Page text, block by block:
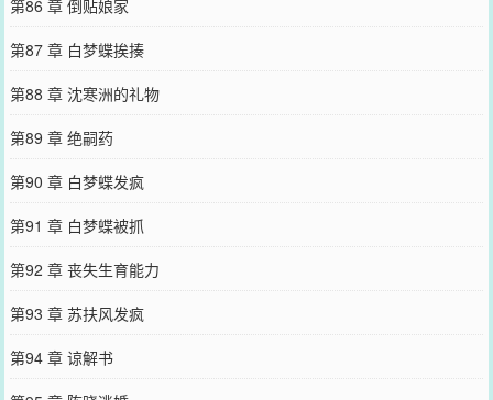
第86 章 倒贴娘家
第87 章 白梦蝶挨揍
第88 章 沈寒洲的礼物
第89 章 绝嗣药
第90 章 白梦蝶发疯
第91 章 白梦蝶被抓
第92 章 丧失生育能力
第93 章 苏扶风发疯
第94 章 谅解书